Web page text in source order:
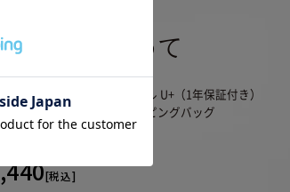
想いを込めて
容
・リファファインバブル U+（1年保証付き）
・【セット限定】ラッピングバッグ
・ショッパー
[税込]